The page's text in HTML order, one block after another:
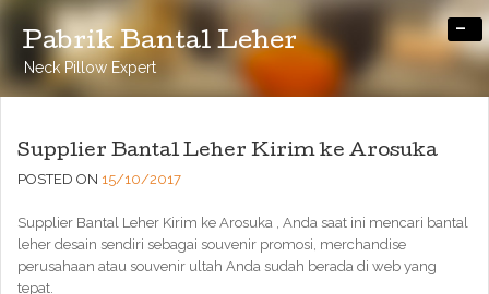
Pabrik Bantal Leher
Neck Pillow Expert
-
Supplier Bantal Leher Kirim ke Arosuka
POSTED ON 15/10/2017
Supplier Bantal Leher Kirim ke Arosuka , Anda saat ini mencari bantal
leher desain sendiri sebagai souvenir promosi, merchandise
perusahaan atau souvenir ultah Anda sudah berada di web yang
tepat.